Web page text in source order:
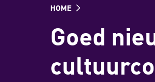
HOME
Goed